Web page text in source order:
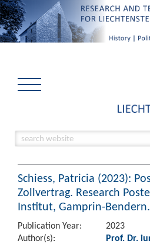
Schiess, Patricia (2023):
Zollvertrag. Research
Institut, Gamprin-Bendern.
Publication Year:
2023
Author(s):
Prof. Dr.